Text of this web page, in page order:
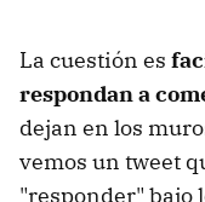
La cuestión es
respondan a
dejan en los
vemos un tweet
"responder" bajo